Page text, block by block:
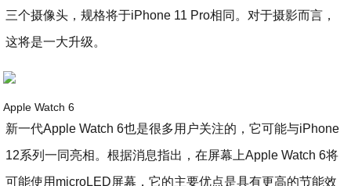
三个摄像头，规格将于iPhone 11 Pro相同。对于摄影而言，
这将是一大升级。
Apple Watch 6
新一代Apple Watch 6也是很多用户关注的，它可能与iPhone
12系列一同亮相。根据消息指出，在屏幕上Apple Watch 6将
可能使用microLED屏幕，它的主要优点是具有更高的节能效